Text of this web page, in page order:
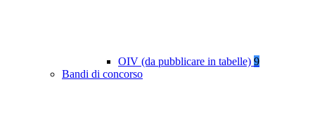
OIV (da pubblicare in tabelle) 9
Bandi di concorso